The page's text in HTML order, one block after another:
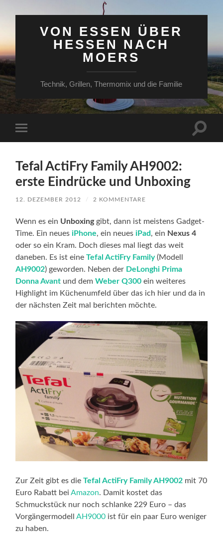
VON ESSEN ÜBER
HESSEN NACH
MOERS
Technik, Grillen, Thermomix und die Familie
Menü
Tefal ActiFry Family AH9002:
erste Eindrücke und Unboxing
12. DEZEMBER 2012 / 2 KOMMENTARE
Wenn es ein Unboxinggibt, dann ist meistens Gadget-
Time. Ein neuesiPhone, ein neuesiPad, ein Nexus 4
oder so ein Kram. Doch dieses mal liegt das weit
daneben. Es ist eineTefal ActiFry Family(Modell
AH9002) geworden. Neben der DeLonghi Prima
Donna Avant und demWeber Q300 ein weiteres
Highlight im Küchenumfeld über das ich hier und da in
der nächsten Zeit mal berichten möchte.
Zur Zeit gibt es dieTefal ActiFry FamilyAH9002 mit 70
Euro Rabatt beiAmazon. Damit kostet das
Schmuckstück nur noch schlanke 229 Euro – das
VorgängermodellAH9000 ist für ein paar Euro weniger
zu haben.